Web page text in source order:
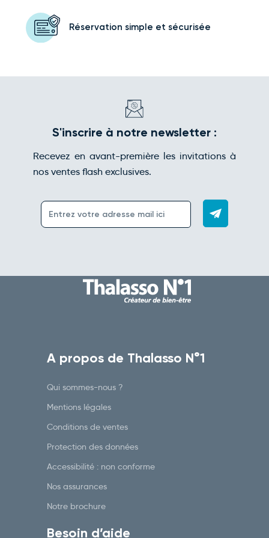
Réservation simple et sécurisée
S'inscrire à notre newsletter :
Recevez en avant-première les invitations à
nos ventes flash exclusives.
A propos de Thalasso N°1
Qui sommes-nous ?
Mentions légales
Conditions de ventes
Protection des données
Accessibilité : non conforme
Nos assurances
Notre brochure
Besoin d’aide